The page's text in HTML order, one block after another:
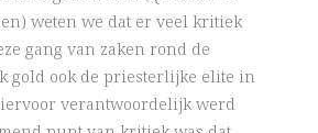
weten we dat er veel kritiek
gang van zaken rond de
gold ook de priesterlijke elite in
verantwoordelijk werd